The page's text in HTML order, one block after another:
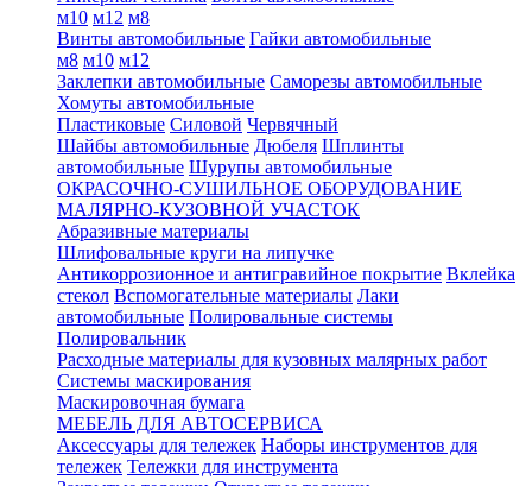
м10 м12 м8
Винты автомобильные Гайки автомобильные
м8 м10 м12
Заклепки автомобильные Саморезы автомобильные
Хомуты автомобильные
Пластиковые Силовой Червячный
Шайбы автомобильные Дюбеля Шплинты
автомобильные Шурупы автомобильные
ОКРАСОЧНО-СУШИЛЬНОЕ ОБОРУДОВАНИЕ
МАЛЯРНО-КУЗОВНОЙ УЧАСТОК
Абразивные материалы
Шлифовальные круги на липучке
Антикоррозионное и антигравийное покрытие Вклейка
стекол Вспомогательные материалы Лаки
автомобильные Полировальные системы
Полировальник
Расходные материалы для кузовных малярных работ
Системы маскирования
Маскировочная бумага
МЕБЕЛЬ ДЛЯ АВТОСЕРВИСА
Аксессуары для тележек Наборы инструментов для
тележек Тележки для инструмента